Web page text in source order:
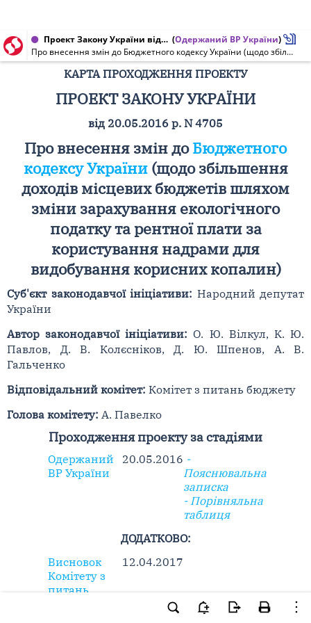
Проект Закону України від 20.05.2016 № 4705 (Одержаний ВР України)
Про внесення змін до Бюджетного кодексу України (щодо збільшення доходів місцевих бюджетів шляхом зміни зарахування екологічного податку та рентної плати за користування надрами для видобування корисних копалин)